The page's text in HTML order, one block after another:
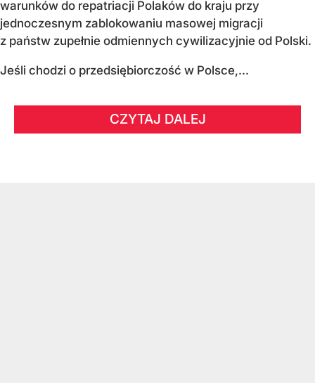
warunków do repatriacji Polaków do kraju przy
jednoczesnym zablokowaniu masowej migracji
z państw zupełnie odmiennych cywilizacyjnie od Polski.
Jeśli chodzi o przedsiębiorczość w Polsce,...
CZYTAJ DALEJ